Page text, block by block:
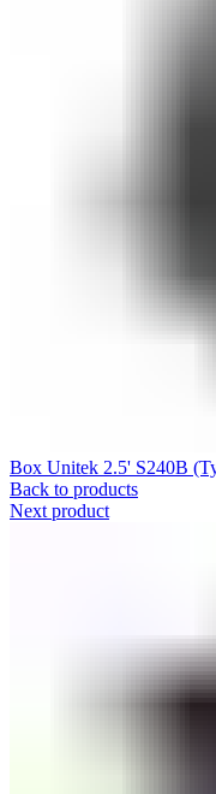
Box Unitek 2.5' S240B
Back to products
Next product